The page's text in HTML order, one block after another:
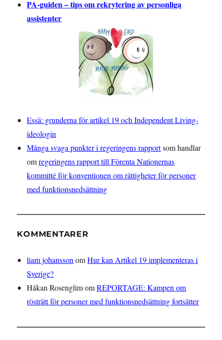
PA-guiden – tips om rekrytering av personliga
assistenter
Essä: grunderna för artikel 19 och Independent Living-
ideologin
Många svaga punkter i regeringens rapportsom handlar
omregeringens rapport till Förenta Nationernas
kommitté för konventionen om rättigheter för personer
med funktionsnedsättning
KOMMENTARER
liam johanssonomHur kan Artikel 19 implementeras i
Sverige?
Håkan RosenglimomREPORTAGE: Kampen om
rösträtt för personer med funktionsnedsättning fortsätter